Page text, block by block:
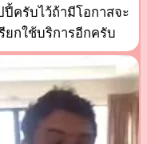
ปี้ครับไว้ถ้ามีโอกาสจะ
ยกใช้บริการอีกครับ